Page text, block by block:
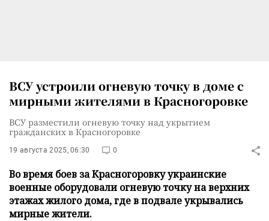
ВСУ устроили огневую точку в доме с
мирными жителями в Красногоровке
ВСУ разместили огневую точку над укрытием
гражданских в Красногоровке
19 августа 2025, 06:30 0
Во время боев за Красногоровку украинские
военные оборудовали огневую точку на верхних
этажах жилого дома, где в подвале укрывались
мирные жители.